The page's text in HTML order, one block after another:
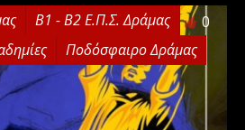
Β1 - Β2 Ε.Π.Σ. Δράμας
Ποδόσφαιρο Δράμας
0